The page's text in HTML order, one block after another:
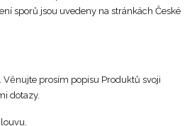
sporů jsou uvedeny na stránkách České
prosím popisu Produktů svoji
dotazy.